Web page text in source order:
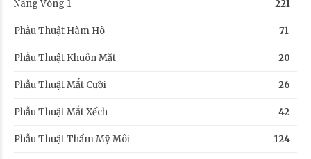
Nâng Vòng 1 221
Phẫu Thuật Hàm Hô 71
Phẫu Thuật Khuôn Mặt 20
Phẫu Thuật Mắt Cười 26
Phẫu Thuật Mắt Xếch 42
Phẫu Thuật Thẩm Mỹ Môi 124